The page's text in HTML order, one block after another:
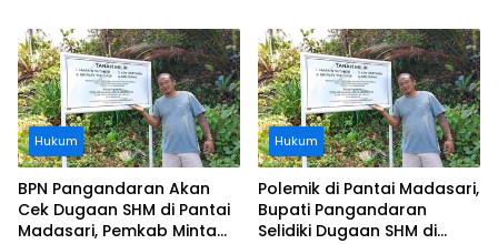
Ditanggung BPJS
Buruknya Koordinasi
Perusahaan
Hukum
BPN Pangandaran Akan
Cek Dugaan SHM di Pantai
Madasari, Pemkab Minta
Hukum
Polemik di Pantai Madasari,
Bupati Pangandaran
Selidiki Dugaan SHM di